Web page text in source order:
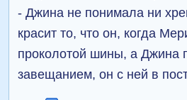
- Джина не понимала ни
красит то, что он, когда
проколотой шины, а Джина
завещанием, он с ней в